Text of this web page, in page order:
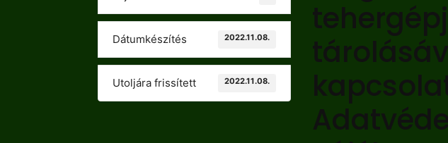
Dátumkészítés 2022.11.08.
Utoljára frissített 2022.11.08.